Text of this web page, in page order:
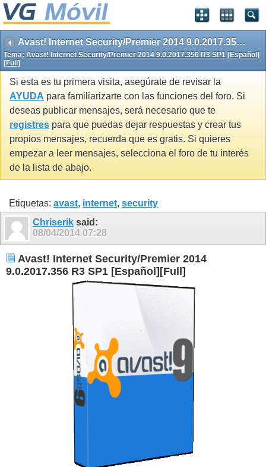
Avast! Internet Security/Premier 2014 9.0.2017.356 R3 SP1 [Español][Full]
Tema: Avast! Internet Security/Premier 2014 9.0.2017.356 R3 SP1 [Español]
[Full]
Si esta es tu primera visita, asegúrate de revisar la
AYUDA para familiarizarte con las funciones del foro. Si
deseas publicar mensajes, será necesario que te
registres para que puedas dejar respuestas y crear tus
propios mensajes, recuerda que es gratis. Si quieres
empezar a leer mensajes, selecciona el foro de tu interés
de la lista de abajo.
Etiquetas: avast, internet, security
Chriserik said:
08/04/2014 07:28
Avast! Internet Security/Premier 2014
9.0.2017.356 R3 SP1 [Español][Full]